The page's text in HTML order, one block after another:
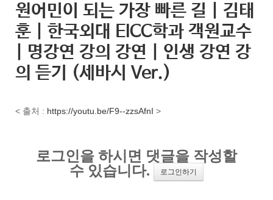
원어민이 되는 가장 빠른 길 | 김태
훈 | 한국외대 EICC학과 객원교수
| 명강연 강의 강연 | 인생 강연 강
의 듣기 (세바시 Ver.)
< 출처 : https://youtu.be/F9--zzsAfnI >